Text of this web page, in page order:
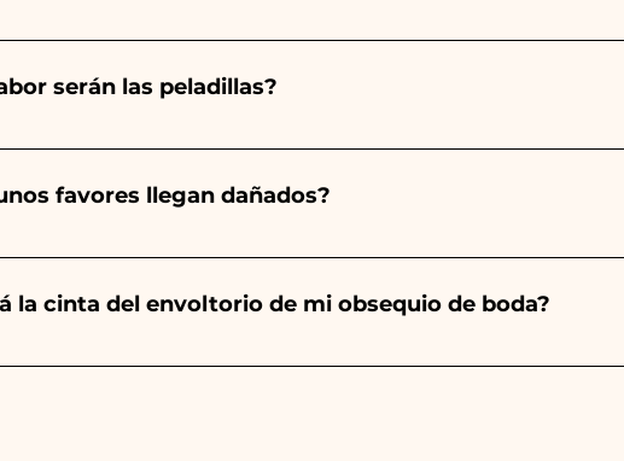
del pedido 10/15 días antes del evento.
serán las peladillas?
siempre será almendrado, el color varía según el tipo de
y Boda será de color blanco. - Para Graduación, será Rojo
favores llegan dañados?
en el sector y sabemos cuidar tus pedidos pero si algo se
la cinta del envoltorio de mi obsequio de boda?
los colores de las cintas con los colores del detalle de boda